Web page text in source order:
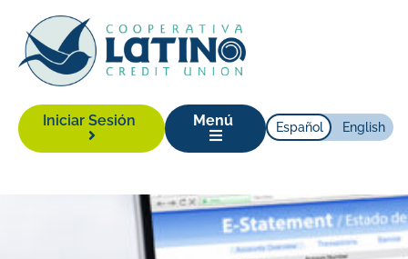
Iniciar Sesión Menú Español English